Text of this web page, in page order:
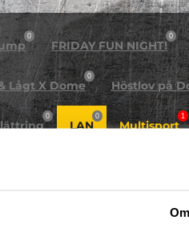
Om
0
FRIDAY FUN NIGHT!
0
Lågt X Dome
0
Höstlov på
0
LAN
0
Multisport
1
Skidor/